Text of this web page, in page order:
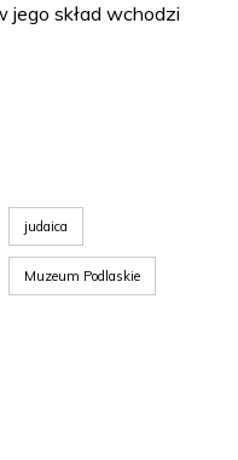
jego skład wchodzi
judaica
Muzeum Podlaskie